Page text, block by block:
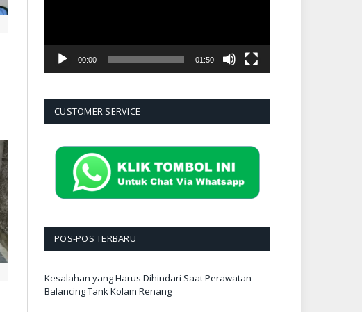
00:00 01:50
CUSTOMER SERVICE
POS-POS TERBARU
Kesalahan yang Harus Dihindari Saat Perawatan
Balancing Tank Kolam Renang